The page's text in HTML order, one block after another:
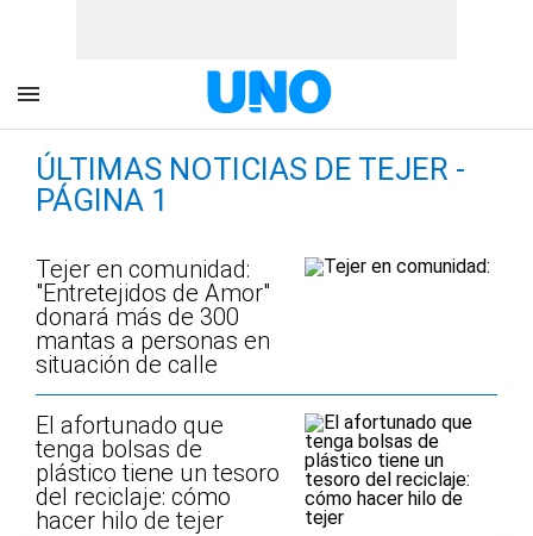
ÚLTIMAS NOTICIAS DE TEJER -
PÁGINA 1
Tejer en comunidad:
"Entretejidos de Amor"
donará más de 300
mantas a personas en
situación de calle
El afortunado que
tenga bolsas de
plástico tiene un tesoro
del reciclaje: cómo
hacer hilo de tejer